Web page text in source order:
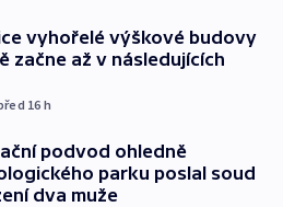
vyhořelé výškové budovy
začne až v následujících
16 h
podvod ohledně
parku poslal soud
dva muže